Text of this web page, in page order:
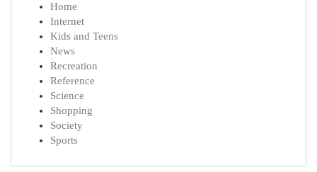
Home
Internet
Kids and Teens
News
Recreation
Reference
Science
Shopping
Society
Sports